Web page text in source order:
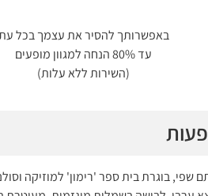
באפשרותך להסיר את עצמך בכל
עד 80% הנחה למגוון מופעים
(השירות ללא עלות)
בוגרת בית ספר 'רימון' למוזיקה